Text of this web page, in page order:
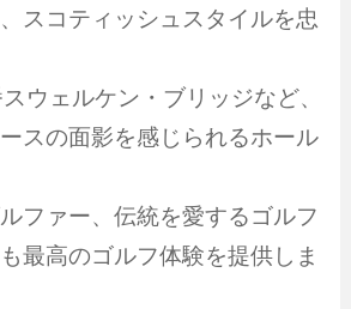
スコティッシュスタイルを忠
ウェルケン・ブリッジなど、
スの面影を感じられるホール
ファー、伝統を愛するゴルフ
最高のゴルフ体験を提供しま